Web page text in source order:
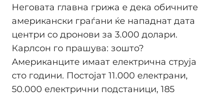
Неговата главна грижа е дека обичните
американски граѓани ќе нападнат дата
центри со дронови за 3.000 долари.
Карлсон го прашува: зошто?
Американците имаат електрична струја
сто години. Постојат 11.000 електрани,
50.000 електрични подстаници, 185